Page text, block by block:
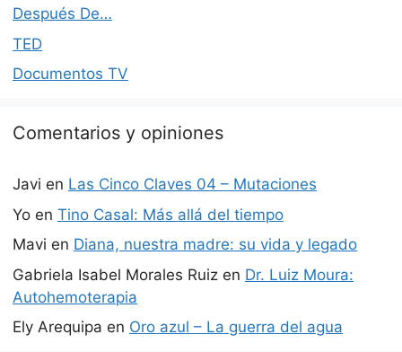
Después De…
TED
Documentos TV
Comentarios y opiniones
Javi en Las Cinco Claves 04 – Mutaciones
Yo en Tino Casal: Más allá del tiempo
Mavi en Diana, nuestra madre: su vida y legado
Gabriela Isabel Morales Ruiz en Dr. Luiz Moura:
Autohemoterapia
Ely Arequipa en Oro azul – La guerra del agua